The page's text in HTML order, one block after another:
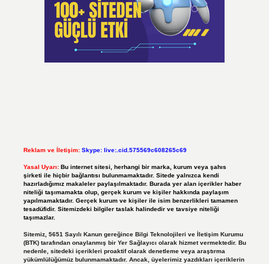
Reklam ve İletişim: Skype: live:.cid.575569c608265c69
Yasal Uyarı: Bu internet sitesi, herhangi bir marka, kurum veya şahıs
şirketi ile hiçbir bağlantısı bulunmamaktadır. Sitede yalnızca kendi
hazırladığımız makaleler paylaşılmaktadır. Burada yer alan içerikler haber
niteliği taşımamakta olup, gerçek kurum ve kişiler hakkında paylaşım
yapılmamaktadır. Gerçek kurum ve kişiler ile isim benzerlikleri tamamen
tesadüfidir. Sitemizdeki bilgiler taslak halindedir ve tavsiye niteliği
taşımazlar.
Sitemiz, 5651 Sayılı Kanun gereğince Bilgi Teknolojileri ve İletişim Kurumu
(BTK) tarafından onaylanmış bir Yer Sağlayıcı olarak hizmet vermektedir. Bu
nedenle, sitedeki içerikleri proaktif olarak denetleme veya araştırma
yükümlülüğümüz bulunmamaktadır. Ancak, üyelerimiz yazdıkları içeriklerin